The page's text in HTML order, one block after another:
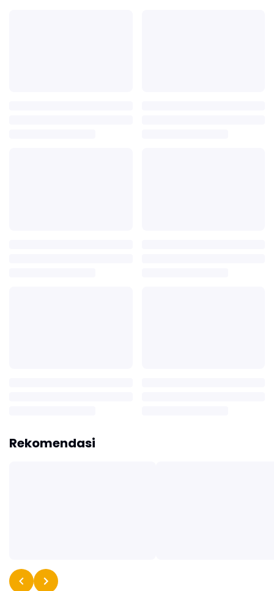
Rekomendasi